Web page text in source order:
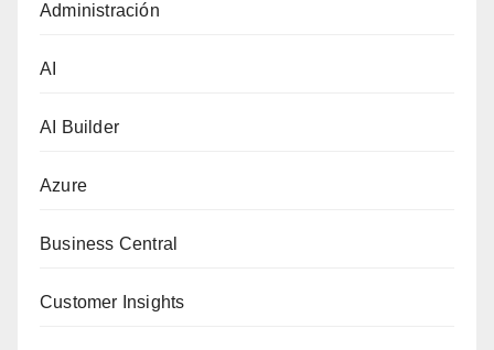
Administración
AI
AI Builder
Azure
Business Central
Customer Insights